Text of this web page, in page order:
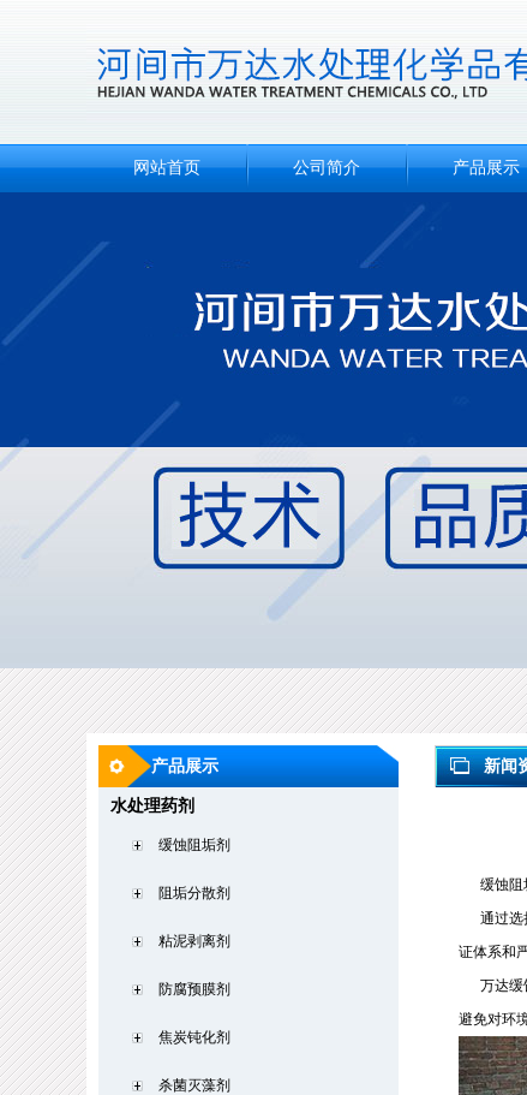
网站首页 公司简介 产品展示
新闻
缓蚀阻
通过选
证体系和
万达缓
避免对环
产品展示
水处理药剂
缓蚀阻垢剂
阻垢分散剂
粘泥剥离剂
防腐预膜剂
焦炭钝化剂
杀菌灭藻剂